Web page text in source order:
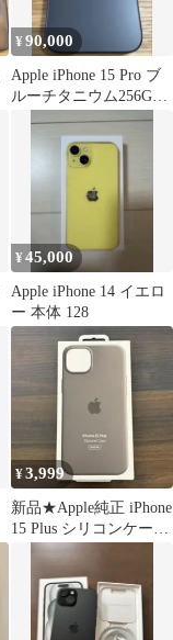
¥90,000
Apple iPhone 15 Pro ブ
ルーチタニウム256GB
¥45,000
Apple iPhone 14 イエロ
ー 本体 128
¥3,999
新品★Apple純正 iPhone
15 Plus シリコンケース
Clay